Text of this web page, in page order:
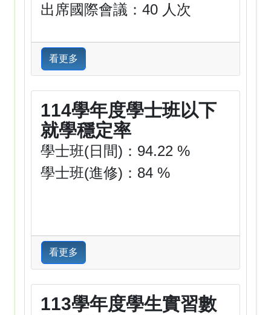
出席國際會議：40 人次
看更多
114學年度學士班以下
就學穩定率
學士班(日間)：94.22 %
學士班(進修)：84 %
看更多
113學年度學生實習數